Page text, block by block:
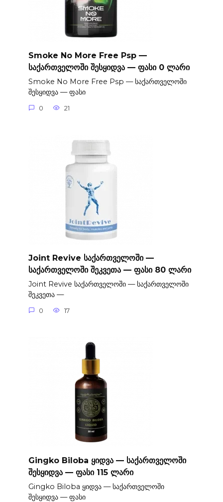
Smoke No More Free Psp —
საქართველოში შესყიდვა — ფასი 0 ლარი
Smoke No More Free Psp — საქართველოში
შესყიდვა — ფასი
0 21
Joint Revive საქართველოში —
საქართველოში შეკვეთა — ფასი 80 ლარი
Joint Revive საქართველოში — საქართველოში
შეკვეთა —
0 17
Gingko Biloba ყიდვა — საქართველოში
შესყიდვა — ფასი 115 ლარი
Gingko Biloba ყიდვა — საქართველოში
შესყიდვა — ფასი